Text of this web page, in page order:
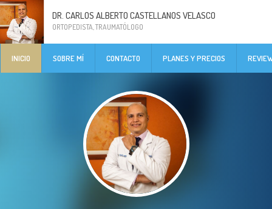
DR. CARLOS ALBERTO CASTELLANOS VELASCO
ORTOPEDISTA, TRAUMATÓLOGO
INICIO SOBRE MÍ CONTACTO PLANES Y PRECIOS